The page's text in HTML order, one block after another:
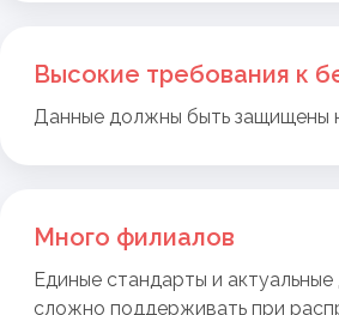
Высокие требования к
Данные должны быть защищены
Много филиалов
Единые стандарты и
сложно поддерживать при
компаний. Она помогает
систематизировать документы,
инструкции, регламенты и SOP,
обеспечивая удобную навигацию
информации.
Ключевые преимущества